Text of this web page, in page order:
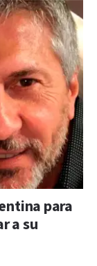
para
a su